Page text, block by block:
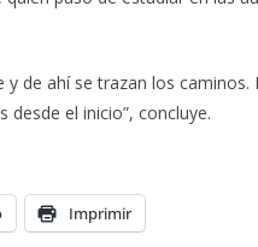
y de ahí se trazan los
el inicio”, concluye.
Imprimir